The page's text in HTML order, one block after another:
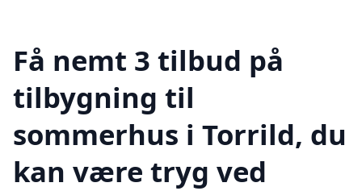
Få nemt 3 tilbud på
tilbygning til
sommerhus i Torrild, du
kan være tryg ved